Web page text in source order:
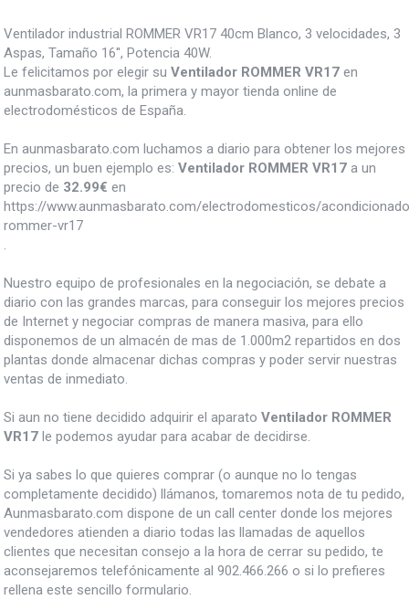
Ventilador industrial ROMMER VR17 40cm Blanco, 3 velocidades, 3
Aspas, Tamaño 16'', Potencia 40W.
Le felicitamos por elegir su Ventilador ROMMER VR17 en
aunmasbarato.com, la primera y mayor tienda online de
electrodomésticos de España.
En aunmasbarato.com luchamos a diario para obtener los mejores
precios, un buen ejemplo es: Ventilador ROMMER VR17 a un
precio de 32.99€ en
https://www.aunmasbarato.com/electrodomesticos/
rommer-vr17
.
Nuestro equipo de profesionales en la negociación, se debate a
diario con las grandes marcas, para conseguir los mejores precios
de Internet y negociar compras de manera masiva, para ello
disponemos de un almacén de mas de 1.000m2 repartidos en dos
plantas donde almacenar dichas compras y poder servir nuestras
ventas de inmediato.
Si aun no tiene decidido adquirir el aparato Ventilador ROMMER
VR17 le podemos ayudar para acabar de decidirse.
Si ya sabes lo que quieres comprar (o aunque no lo tengas
completamente decidido) llámanos, tomaremos nota de tu pedido,
Aunmasbarato.com dispone de un call center donde los mejores
vendedores atienden a diario todas las llamadas de aquellos
clientes que necesitan consejo a la hora de cerrar su pedido, te
aconsejaremos telefónicamente al 902.466.266 o si lo prefieres
rellena este sencillo formulario.